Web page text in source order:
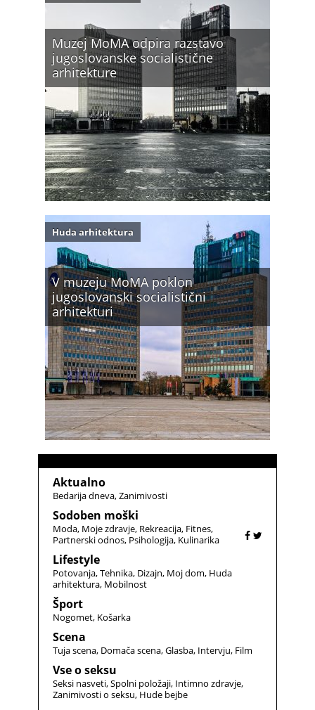
Muzej MoMA odpira razstavo
jugoslovanske socialistične
arhitekture
V muzeju MoMA poklon
jugoslovanski socialistični
arhitekturi
Huda arhitektura
Aktualno
Bedarija dneva Zanimivosti
Sodoben moški
Moda Moje zdravje Rekreacija Fitnes
Partnerski odnos Psihologija Kulinarika
Lifestyle
Potovanja Tehnika Dizajn Moj dom Huda
arhitektura Mobilnost
Šport
Nogomet Košarka
Scena
Tuja scena Domača scena Glasba Intervju Film
Vse o seksu
Seksi nasveti Spolni položaji Intimno zdravje
Zanimivosti o seksu Hude bejbe